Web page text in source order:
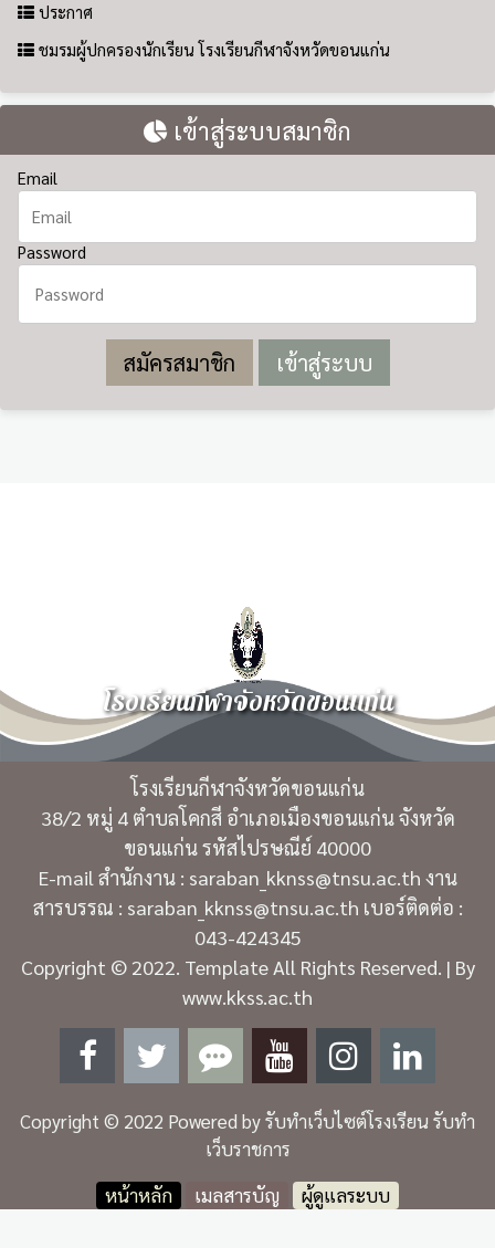
ประกาศ
ชมรมผู้ปกครองนักเรียน โรงเรียนกีฬาจังหวัดขอนแก่น
เข้าสู่ระบบสมาชิก
Email
Password
สมัครสมาชิก
โรงเรียนกีฬาจังหวัดขอนแก่น
โรงเรียนกีฬาจังหวัดขอนแก่น
38/2 หมู่ 4 ตำบลโคกสี อำเภอเมืองขอนแก่น จังหวัด
ขอนแก่น รหัสไปรษณีย์ 40000
E-mail สำนักงาน : saraban_kknss@tnsu.ac.th งาน
สารบรรณ : saraban_kknss@tnsu.ac.th เบอร์ติดต่อ :
043-424345
Copyright © 2022. Template All Rights Reserved. | By
www.kkss.ac.th
Copyright © 2022 Powered byรับทำเว็บไซต์โรงเรียน รับทำ
เว็บราชการ
หน้าหลัก
เมลสารบัญ ผู้ดูแลระบบ